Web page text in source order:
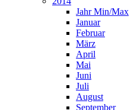
Jahr Min/Max
Januar
Februar
März
April
Mai
Juni
Juli
August
September